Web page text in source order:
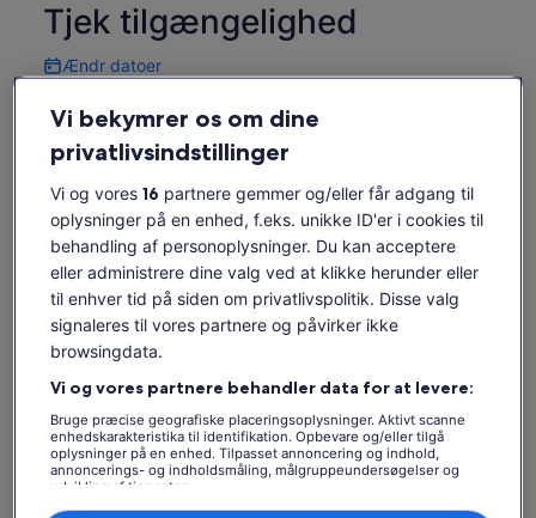
Tjek tilgængelighed
Ændr datoer
Ændr
søn. 9. aug.
-
man. 10. aug.
-
tir. 11. aug.
Se billetter
Indholdet på denne side kan være maskinoversat
Se originalteksten (på engelsk)
Giv os feedback om oversættelsenÅbner
en
ny
fane
Hvad er inkluderet, og hvad
er ikke
3-timers adgang til Escape Lounge
Mad, sodavand og udvalgte alkoholholdige
drikkevarer
Wi-Fi, opladestationer, tv, aviser og blade
Vi bekymrer os om dine
privatlivsindstillinger
Vi og vores 16 partnere gemmer og/eller får adgang til
oplysninger på en enhed, f.eks. unikke ID'er i cookies til
behandling af personoplysninger. Du kan acceptere
eller administrere dine valg ved at klikke herunder eller
til enhver tid på siden om privatlivspolitik. Disse valg
signaleres til vores partnere og påvirker ikke
browsingdata.
Vi og vores partnere behandler data for at levere:
Bruge præcise geografiske placeringsoplysninger. Aktivt scanne
enhedskarakteristika til identifikation. Opbevare og/eller tilgå
oplysninger på en enhed. Tilpasset annoncering og indhold,
annoncerings- og indholdsmåling, målgruppeundersøgelser og
udvikling af tjenester.
Liste over partnere (leverandører)